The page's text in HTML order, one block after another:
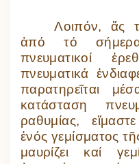
Λοιπόν, ἄς
ἀπό τό σήμερα
πνευματικοί
πνευματικά
παρατηρεῖται
κατάσταση
ραθυμίας,
ἑνός γεμίσματος
μαυρίζει καί